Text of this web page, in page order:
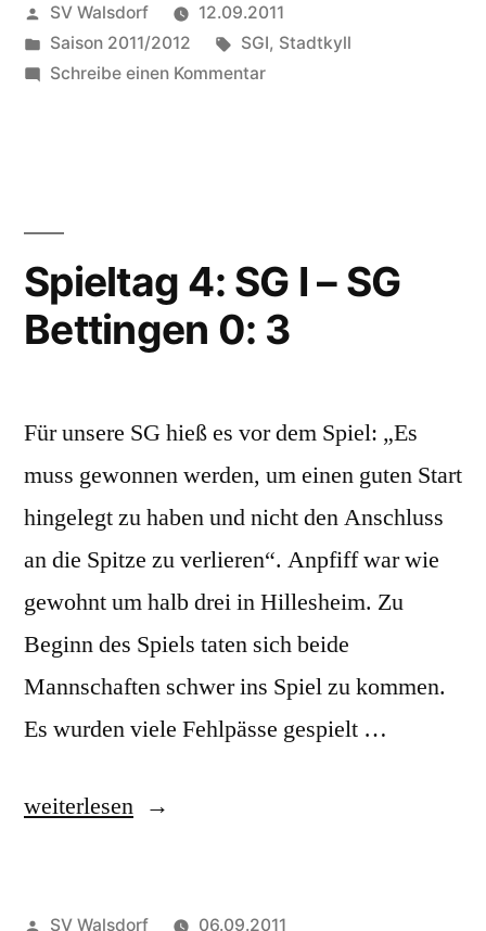
Stadtkyll
II
2:2“
Veröffentlicht
von
SV Walsdorf
12.09.2011
Veröffentlicht
in
Saison 2011/2012 Schlagwörter:
SGI, Stadtkyll
Schreibe einen Kommentarzu
SG
I
2:2
Spieltag 4: SG I – SG
Bettingen 0: 3
Für unsere SG hieß es vor dem Spiel: „Es
muss gewonnen werden, um einen guten Start
hingelegt zu haben und nicht den Anschluss
an die Spitze zu verlieren“. Anpfiff war wie
gewohnt um halb drei in Hillesheim. Zu
Beginn des Spiels taten sich beide
Mannschaften schwer ins Spiel zu kommen.
Es wurden viele Fehlpässe gespielt …
„Spieltag
weiterlesen
Veröffentlicht
SV Walsdorf 06.09.2011